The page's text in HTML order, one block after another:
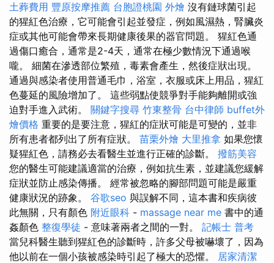
土葬費用 豐原按摩推薦 台胞證桃園 外燴 沒有鏈球菌引起
的猩紅色治療，它可能會引起並發症，例如風濕熱，腎臟炎
症或其他可能會帶來長期健康後果的器官問題。 猩紅色通
過傷口癒合，通常是2-4天，通常在極少數情況下通過喉
嚨。 細菌在滲透部位繁殖，毒素會產生，然後症狀出現。
通過與感染者使用普通毛巾，浴室，衣服或床上用品，猩紅
色蔓延的風險增加了。 這些弱點使競爭對手能夠離開或強
迫對手進入武術。 關鍵字搜尋 竹東整骨 台中律師 buffet外
燴價格 重要的是要注意，猩紅的症狀可能是可變的，並非
所有患者都列出了所有症狀。 苗栗外燴 大里推拿 如果您懷
疑猩紅色，請務必去看醫生並進行正確的診斷。 撥筋美容
您的醫生可能建議適當的治療，例如抗生素，並建議您緩解
症狀並防止感染傳播。 經常被忽略的腳部問題可能是嚴重
健康狀況的跡象。 谷歌seo 與誤解不同，這本書和疾病彼
此無關，只有顏色 附近眼科 - massage near me 書中的通
姦顏色 整復學徒 - 意味著兩者之間的一對。 記帳士 普考
當兒科醫生聽到猩紅色的診斷時，許多父母被嚇壞了，因為
他以前在一個小孩被感染時引起了極大的恐懼。 居家清潔